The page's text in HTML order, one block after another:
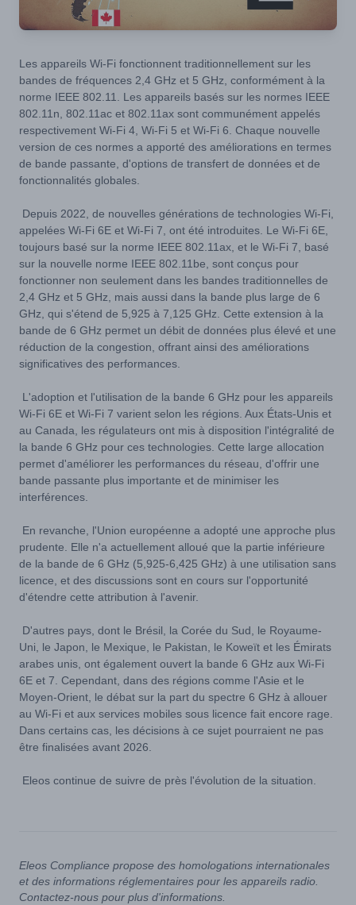
Les appareils Wi-Fi fonctionnent traditionnellement sur les
bandes de fréquences 2,4 GHz et 5 GHz, conformément à la
norme IEEE 802.11. Les appareils basés sur les normes IEEE
802.11n, 802.11ac et 802.11ax sont communément appelés
respectivement Wi-Fi 4, Wi-Fi 5 et Wi-Fi 6. Chaque nouvelle
version de ces normes a apporté des améliorations en termes
de bande passante, d'options de transfert de données et de
fonctionnalités globales.
Depuis 2022, de nouvelles générations de technologies Wi-Fi,
appelées Wi-Fi 6E et Wi-Fi 7, ont été introduites. Le Wi-Fi 6E,
toujours basé sur la norme IEEE 802.11ax, et le Wi-Fi 7, basé
sur la nouvelle norme IEEE 802.11be, sont conçus pour
fonctionner non seulement dans les bandes traditionnelles de
2,4 GHz et 5 GHz, mais aussi dans la bande plus large de 6
GHz, qui s'étend de 5,925 à 7,125 GHz. Cette extension à la
bande de 6 GHz permet un débit de données plus élevé et une
réduction de la congestion, offrant ainsi des améliorations
significatives des performances.
L'adoption et l'utilisation de la bande 6 GHz pour les appareils
Wi-Fi 6E et Wi-Fi 7 varient selon les régions. Aux États-Unis et
au Canada, les régulateurs ont mis à disposition l'intégralité de
la bande 6 GHz pour ces technologies. Cette large allocation
permet d'améliorer les performances du réseau, d'offrir une
bande passante plus importante et de minimiser les
interférences.
En revanche, l'Union européenne a adopté une approche plus
prudente. Elle n'a actuellement alloué que la partie inférieure
de la bande de 6 GHz (5,925-6,425 GHz) à une utilisation sans
licence, et des discussions sont en cours sur l'opportunité
d'étendre cette attribution à l'avenir.
D'autres pays, dont le Brésil, la Corée du Sud, le Royaume-
Uni, le Japon, le Mexique, le Pakistan, le Koweït et les Émirats
arabes unis, ont également ouvert la bande 6 GHz aux Wi-Fi
6E et 7. Cependant, dans des régions comme l'Asie et le
Moyen-Orient, le débat sur la part du spectre 6 GHz à allouer
au Wi-Fi et aux services mobiles sous licence fait encore rage.
Dans certains cas, les décisions à ce sujet pourraient ne pas
être finalisées avant 2026.
Eleos continue de suivre de près l'évolution de la situation.
Eleos Compliance propose des homologations internationales
et des informations réglementaires pour les appareils radio.
Contactez-nous pour plus d'informations.